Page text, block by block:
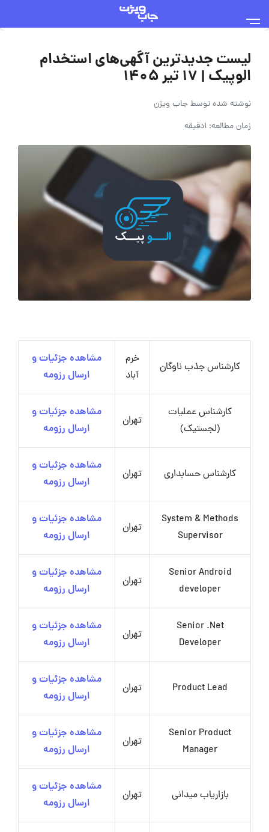
لیست جدیدترین آگهی‌های استخدام
الوپیک | ۱۷ تیر ۱۴۰۵
نوشته شده توسطجاب ویژن
زمان مطالعه: 1دقیقه
کارشناس جذب ناوگان
خرم
آباد
مشاهده جزئیات و
ارسال رزومه
کارشناس عملیات
(لجستیک)
تهران
مشاهده جزئیات و
ارسال رزومه
کارشناس حسابداری تهران
مشاهده جزئیات و
ارسال رزومه
System & Methods
Supervisor
تهران
مشاهده جزئیات و
ارسال رزومه
Senior Android
developer
تهران
مشاهده جزئیات و
ارسال رزومه
Senior .Net
Developer
تهران
مشاهده جزئیات و
ارسال رزومه
Product Lead تهران
مشاهده جزئیات و
ارسال رزومه
Senior Product
Manager
تهران
مشاهده جزئیات و
ارسال رزومه
بازاریاب میدانی تهران
مشاهده جزئیات و
ارسال رزومه